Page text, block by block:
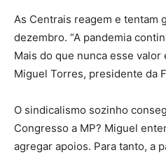
As Centrais reagem e tentam
dezembro. “A pandemia
Mais do que nunca esse valor
Miguel Torres, presidente da
O sindicalismo sozinho
Congresso a MP? Miguel
agregar apoios. Para tanto, a